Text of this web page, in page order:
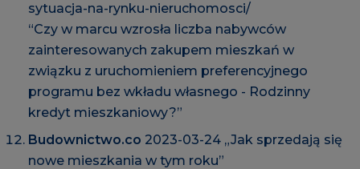
sytuacja-na-rynku-nieruchomosci/
“Czy w marcu wzrosła liczba nabywców
zainteresowanych zakupem mieszkań w
związku z uruchomieniem preferencyjnego
programu bez wkładu własnego - Rodzinny
kredyt mieszkaniowy?”
Budownictwo.co 2023-03-24 „Jak sprzedają się
nowe mieszkania w tym roku”